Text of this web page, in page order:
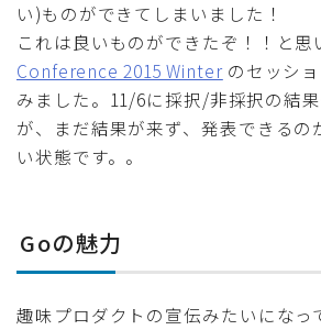
い)ものができてしまいました！
これは良いものができたぞ！！と思
Conference 2015 Winterのセッシ
みました。11/6に採択/非採択の結
が、まだ結果が来ず、発表できるの
い状態です。。
Goの魅力
趣味プロダクトの宣伝みたいになっ